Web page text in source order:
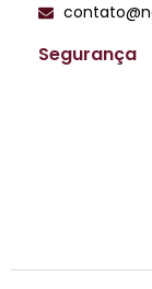
Segurança